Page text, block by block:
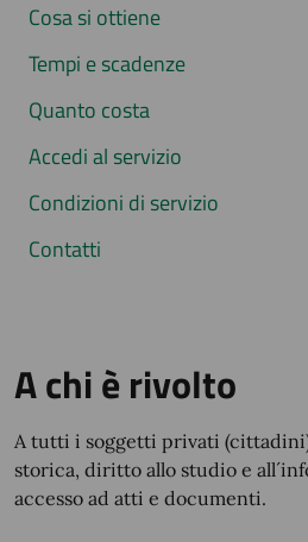
Cosa si ottiene
Tempi e scadenze
Quanto costa
Accedi al servizio
Condizioni di servizio
Contatti
A chi è rivolto
A tutti i soggetti privati
storica, diritto allo studio e
accesso ad atti e documenti.